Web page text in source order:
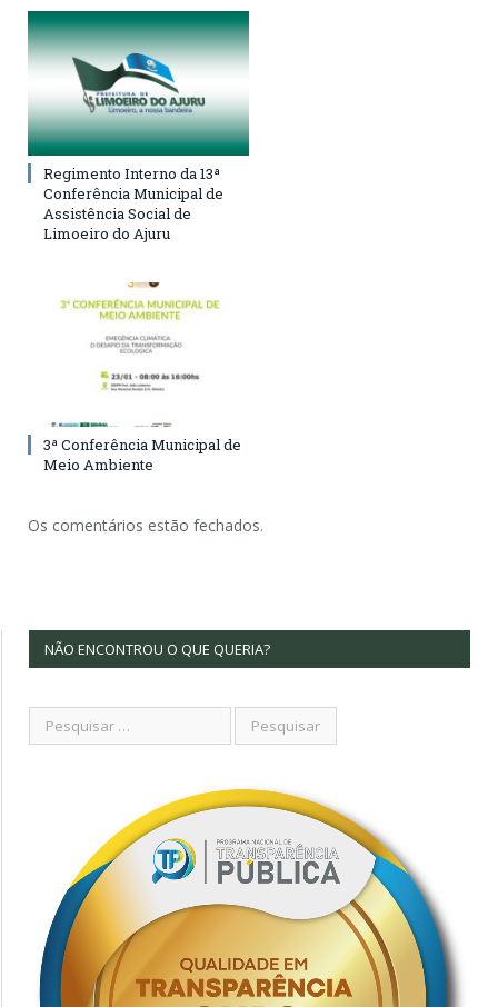
Regimento Interno da 13ª
Conferência Municipal de
Assistência Social de
Limoeiro do Ajuru
3ª Conferência Municipal de
Meio Ambiente
Os comentários estão fechados.
NÃO ENCONTROU O QUE QUERIA?